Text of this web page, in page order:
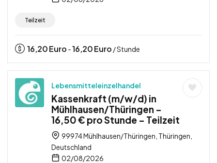
Teilzeit
16,20Euro -16,20Euro / Stunde
Lebensmitteleinzelhandel
Kassenkraft (m/w/d) in
Mühlhausen/Thüringen –
16,50 € pro Stunde – Teilzeit
99974 Mühlhausen/Thüringen, Thüringen,
Deutschland
02/08/2026